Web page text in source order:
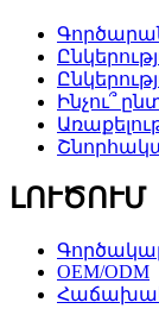
Ինչու՞
ԼՈՒԾՈՒՄ
Գործակալ
OEM/ODM